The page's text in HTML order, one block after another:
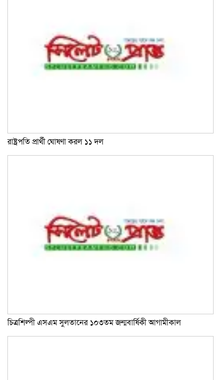
রাষ্ট্রপতি প্রার্থী ঘোষণা করল ১১ দল
চিত্রশিল্পী এসএম সুলতানের ১০৩তম জন্মবার্ষিকী আগামীকাল